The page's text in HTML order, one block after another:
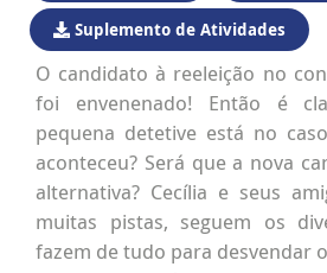
Suplemento de Atividades
O candidato à reeleição no
foi envenenado! Então é
pequena detetive está no
aconteceu? Será que a nova
alternativa? Cecília e seus
muitas pistas, seguem os
fazem de tudo para desvendar